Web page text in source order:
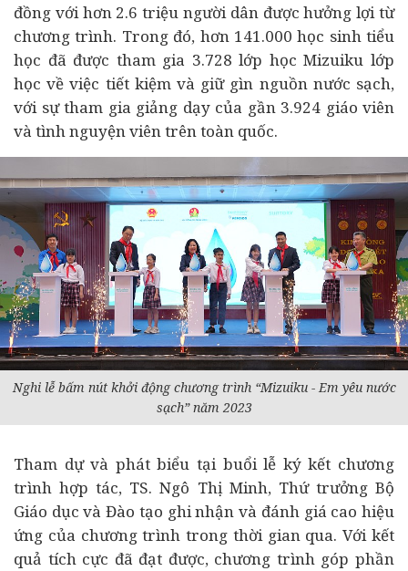
đồng với hơn 2.6 triệu người dân được hưởng lợi từ
chương trình. Trong đó, hơn 141.000 học sinh tiểu
học đã được tham gia 3.728 lớp học Mizuiku lớp
học về việc tiết kiệm và giữ gìn nguồn nước sạch,
với sự tham gia giảng dạy của gần 3.924 giáo viên
và tình nguyện viên trên toàn quốc.
Nghi lễ bấm nút khởi động chương trình “Mizuiku - Em yêu nước
sạch” năm 2023
Tham dự và phát biểu tại buổi lễ ký kết chương
trình hợp tác, TS. Ngô Thị Minh, Thứ trưởng Bộ
Giáo dục và Đào tạo ghi nhận và đánh giá cao hiệu
ứng của chương trình trong thời gian qua. Với kết
quả tích cực đã đạt được, chương trình góp phần